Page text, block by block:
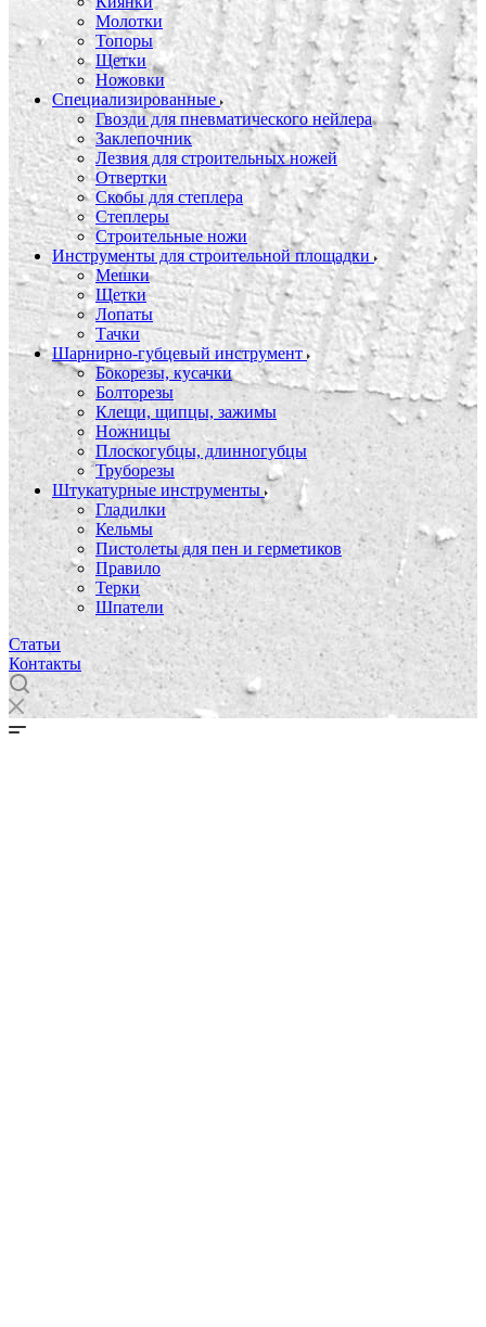
Молотки
Топоры
Щетки
Ножовки
Специализированные
Гвозди для пневматического нейлера
Заклепочник
Лезвия для строительных ножей
Отвертки
Скобы для степлера
Степлеры
Строительные ножи
Инструменты для строительной площадки
Мешки
Щетки
Лопаты
Тачки
Шарнирно-губцевый инструмент
Бокорезы, кусачки
Болторезы
Клещи, щипцы, зажимы
Ножницы
Плоскогубцы, длинногубцы
Труборезы
Штукатурные инструменты
Гладилки
Кельмы
Пистолеты для пен и герметиков
Правило
Терки
Шпатели
Статьи
Контакты